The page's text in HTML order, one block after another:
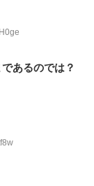
あるのでは？